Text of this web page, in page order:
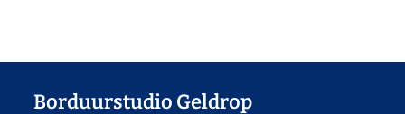
Borduurstudio Geldrop